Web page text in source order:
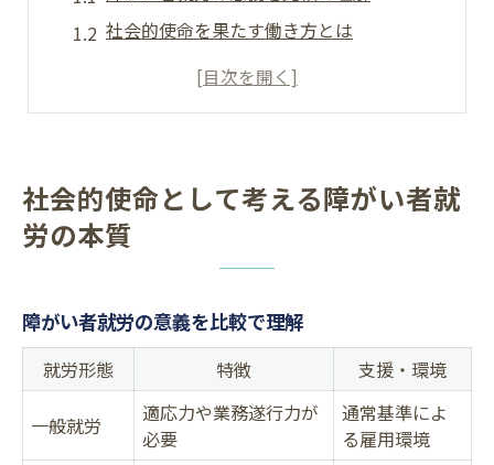
社会的使命を果たす働き方とは
障がい者就労支援が生む地域の変化
大阪市西区で広がる障がい者就労支援の選択肢
大阪市西区で選べる障がい者就労支援一覧
柔軟な働き方を叶える障がい者就労支援
障がい者就労支援センターの利用ポイント
守口や立売堀で人気の支援サービス
持続可能な共生社会へ導く障がい者就労の役割
共生社会実現へ障がい者就労が果たす役割
社会的使命として考える障がい者就
労の本質
障がい者就労の意義を比較で理解
就労形態 特徴 支援・環境
一般就労
適応力や業務遂行力が
必要
通常基準によ
る雇用環境